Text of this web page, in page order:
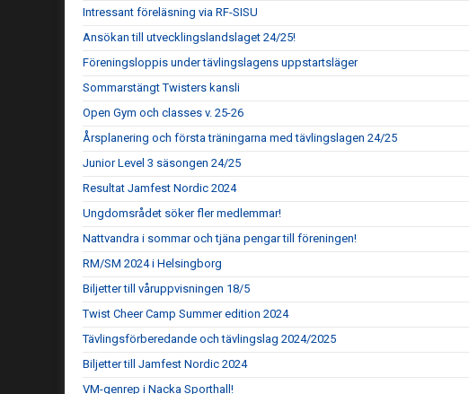
Intressant föreläsning via RF-SISU
Ansökan till utvecklingslandslaget 24/25!
Föreningsloppis under tävlingslagens uppstartsläger
Sommarstängt Twisters kansli
Open Gym och classes v. 25-26
Årsplanering och första träningarna med tävlingslagen 24/25
Junior Level 3 säsongen 24/25
Resultat Jamfest Nordic 2024
Ungdomsrådet söker fler medlemmar!
Nattvandra i sommar och tjäna pengar till föreningen!
RM/SM 2024 i Helsingborg
Biljetter till våruppvisningen 18/5
Twist Cheer Camp Summer edition 2024
Tävlingsförberedande och tävlingslag 2024/2025
Biljetter till Jamfest Nordic 2024
VM-genrep i Nacka Sporthall!